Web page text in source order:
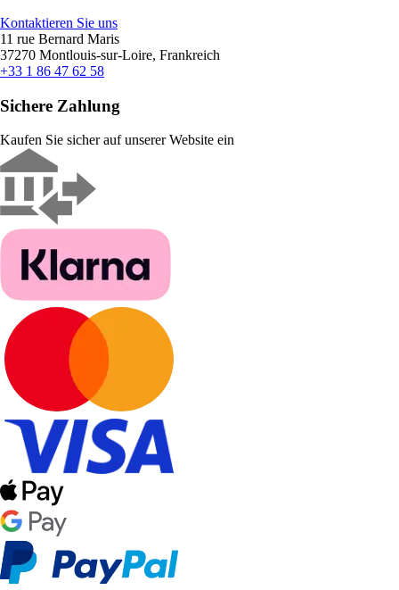
Kontaktieren Sie uns
11 rue Bernard Maris
37270 Montlouis-sur-Loire, Frankreich
+33 1 86 47 62 58
Sichere Zahlung
Kaufen Sie sicher auf unserer Website ein